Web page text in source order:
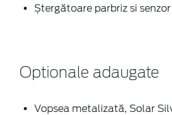
Ștergătoare parbriz si
Optionale adaugate
Vopsea metalizată, Solar